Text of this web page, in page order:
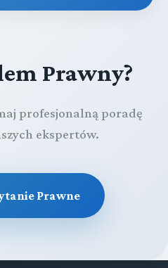
Prawny?
profesjonalną poradę
ekspertów.
Prawne